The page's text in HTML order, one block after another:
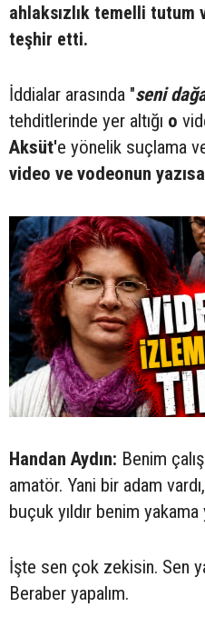
ahlaksızlık temelli tutum
teşhir etti.
İddialar arasında "seni
tehditlerinde yer altığı o
Aksüt'e yönelik suçlama
video ve vodeonun
Handan Aydın: Benim
amatör. Yani bir adam
buçuk yıldır benim yakama
İşte sen çok zekisin. Sen
Beraber yapalım.